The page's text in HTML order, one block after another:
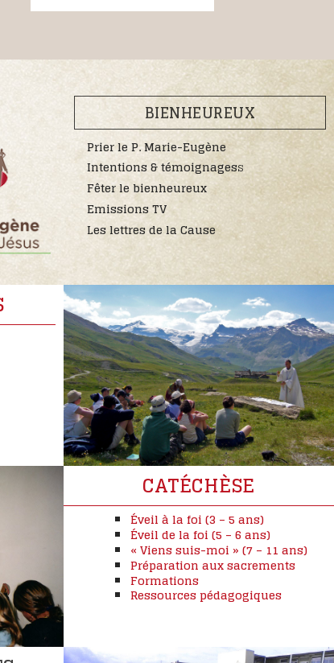
BIENHEUREUX
Prier le P. Marie-Eugène
Intentions & témoignagess
Fêter le bienheureux
Emissions TV
Les lettres de la Cause
CATÉCHÈSE
Éveil à la foi (3 – 5 ans)
Éveil de la foi (5 – 6 ans)
« Viens suis-moi » (7 – 11 ans)
Préparation aux sacrements
Formations
Ressources pédagogiques